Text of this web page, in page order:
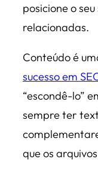
posicione o
relacionadas.
Conteúdo é
sucesso em
“escondê-lo”
sempre ter
que os